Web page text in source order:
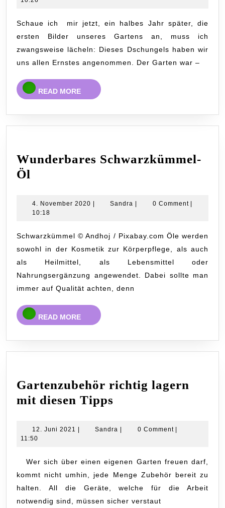
Schaue ich mir jetzt, ein halbes Jahr später, die
ersten Bilder unseres Gartens an, muss ich
zwangsweise lächeln: Dieses Dschungels haben wir
uns allen Ernstes angenommen. Der Garten war –
READ MORE
READ
MORE
Wunderbares Schwarzkümmel-
Öl
Öl
4. November 2020 4.| Sandra Sandra
| 0 Comment |
10:18
Schwarzkümmel © Andhoj / Pixabay.com Öle werden
sowohl in der Kosmetik zur Körperpflege, als auch
als Heilmittel, als Lebensmittel oder
Nahrungsergänzung angewendet. Dabei sollte man
immer auf Qualität achten, denn
READ MORE
READ
MORE
Gartenzubehör richtig lagern
mit diesen Tipps
lagern
diesen
Tipps
12. Juni 2021 12.
| Sandra Sandra
| 0 Comment |
11:50
Wer sich über einen eigenen Garten freuen darf,
kommt nicht umhin, jede Menge Zubehör bereit zu
halten. All die Geräte, welche für die Arbeit
notwendig sind, müssen sicher verstaut